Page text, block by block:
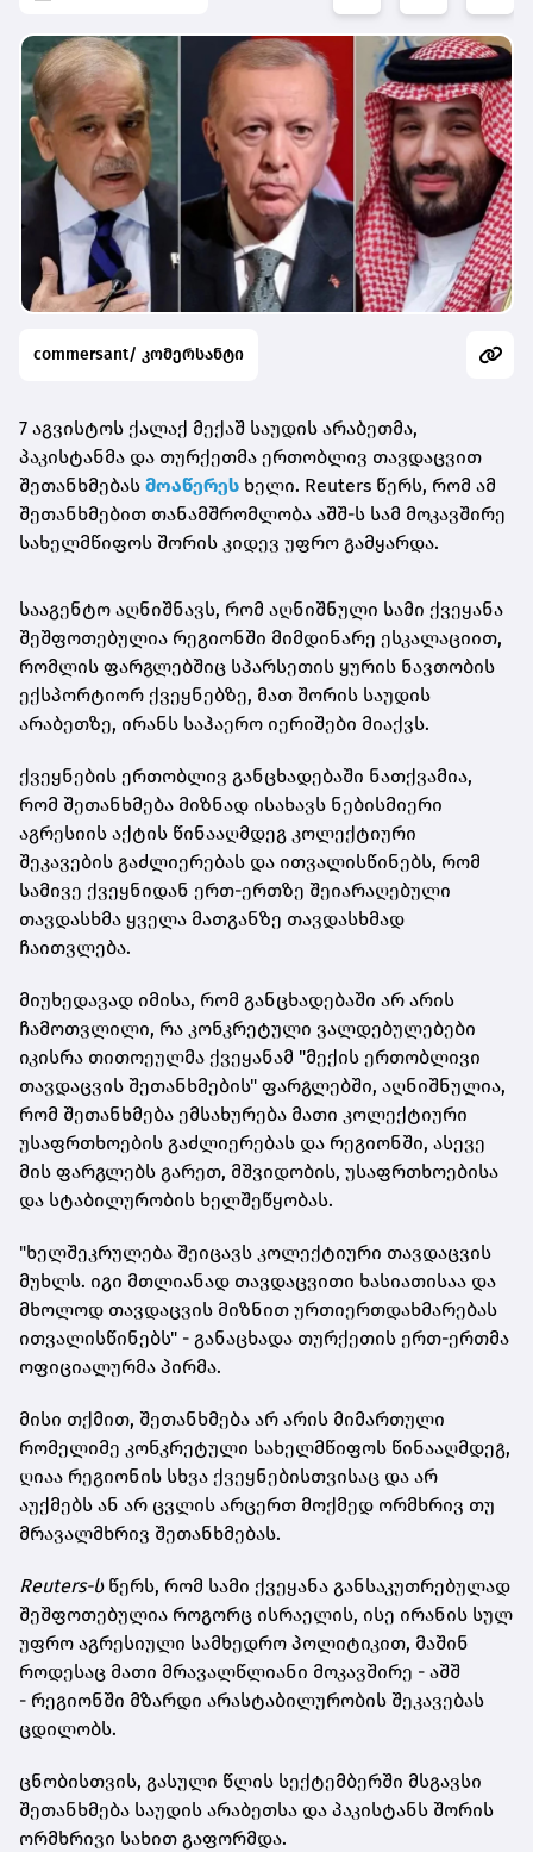
commersant/ კომერსანტი
7 აგვისტოს ქალაქ მექაშ საუდის არაბეთმა,
პაკისტანმა და თურქეთმა ერთობლივ თავდაცვით
შეთანხმებას მოაწერეს ხელი. Reuters წერს, რომ ამ
შეთანხმებით თანამშრომლობა აშშ-ს სამ მოკავშირე
სახელმწიფოს შორის კიდევ უფრო გამყარდა.
სააგენტო აღნიშნავს, რომ აღნიშნული სამი ქვეყანა
შეშფოთებულია რეგიონში მიმდინარე ესკალაციით,
რომლის ფარგლებშიც სპარსეთის ყურის ნავთობის
ექსპორტიორ ქვეყნებზე, მათ შორის საუდის
არაბეთზე, ირანს საჰაერო იერიშები მიაქვს.
ქვეყნების ერთობლივ განცხადებაში ნათქვამია,
რომ შეთანხმება მიზნად ისახავს ნებისმიერი
აგრესიის აქტის წინააღმდეგ კოლექტიური
შეკავების გაძლიერებას და ითვალისწინებს, რომ
სამივე ქვეყნიდან ერთ-ერთზე შეიარაღებული
თავდასხმა ყველა მათგანზე თავდასხმად
ჩაითვლება.
მიუხედავად იმისა, რომ განცხადებაში არ არის
ჩამოთვლილი, რა კონკრეტული ვალდებულებები
იკისრა თითოეულმა ქვეყანამ "მექის ერთობლივი
თავდაცვის შეთანხმების" ფარგლებში, აღნიშნულია,
რომ შეთანხმება ემსახურება მათი კოლექტიური
უსაფრთხოების გაძლიერებას და რეგიონში, ასევე
მის ფარგლებს გარეთ, მშვიდობის, უსაფრთხოებისა
და სტაბილურობის ხელშეწყობას.
"ხელშეკრულება შეიცავს კოლექტიური თავდაცვის
მუხლს. იგი მთლიანად თავდაცვითი ხასიათისაა და
მხოლოდ თავდაცვის მიზნით ურთიერთდახმარებას
ითვალისწინებს" - განაცხადა თურქეთის ერთ-ერთმა
ოფიციალურმა პირმა.
მისი თქმით, შეთანხმება არ არის მიმართული
რომელიმე კონკრეტული სახელმწიფოს წინააღმდეგ,
ღიაა რეგიონის სხვა ქვეყნებისთვისაც და არ
აუქმებს ან არ ცვლის არცერთ მოქმედ ორმხრივ თუ
მრავალმხრივ შეთანხმებას.
Reuters-სწერს, რომ სამი ქვეყანა განსაკუთრებულად
შეშფოთებულია როგორც ისრაელის, ისე ირანის სულ
უფრო აგრესიული სამხედრო პოლიტიკით, მაშინ
როდესაც მათი მრავალწლიანი მოკავშირე - აშშ
- რეგიონში მზარდი არასტაბილურობის შეკავებას
ცდილობს.
ცნობისთვის, გასული წლის სექტემბერში მსგავსი
შეთანხმება საუდის არაბეთსა და პაკისტანს შორის
ორმხრივი სახით გაფორმდა.